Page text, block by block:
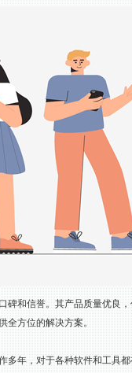
和信誉。其产品质量优良
全方位的解决方案。
年，对于各种软件和工具